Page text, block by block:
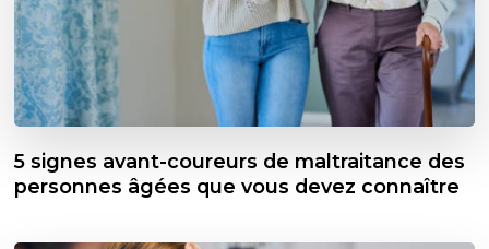
5 signes avant-coureurs de maltraitance des
personnes âgées que vous devez connaître